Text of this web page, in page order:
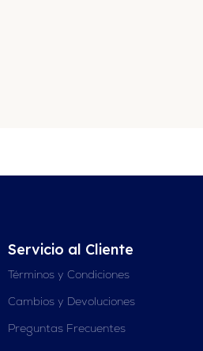
Servicio al Cliente
Términos y Condiciones
Cambios y Devoluciones
Preguntas Frecuentes